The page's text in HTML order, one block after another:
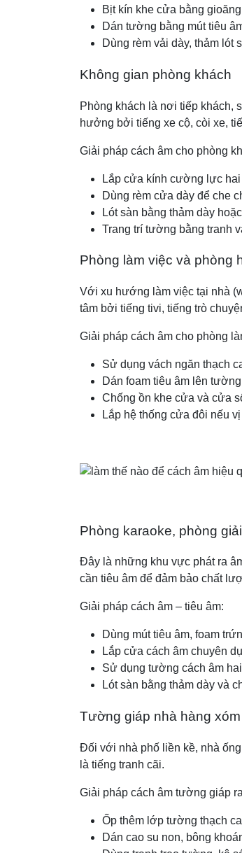
Bịt kín khe cửa bằng
Dán tường bằng mút tiêu
Dùng rèm vải dày, thảm lót
Không gian phòng khách
Phòng khách là nơi tiếp khách,
hưởng bởi tiếng xe cộ, còi xe,
Giải pháp cách âm cho phòng
Lắp cửa kính cường lực
Dùng rèm cửa dày để che
Lót sàn bằng thảm dày
Trang trí tường bằng tranh
Phòng làm việc và phòng
Với xu hướng làm việc tại nhà
tâm bởi tiếng tivi, tiếng trò
Giải pháp cách âm cho phòng
Sử dụng vách ngăn thạch
Dán foam tiêu âm lên
Chống ồn khe cửa và cửa
Lắp hệ thống cửa đôi nếu
Phòng karaoke, phòng
Đây là những khu vực phát ra
cần tiêu âm để đảm bảo chất
Giải pháp cách âm – tiêu âm:
Dùng mút tiêu âm, foam
Lắp cửa cách âm chuyên
Sử dụng tường cách âm
Lót sàn bằng thảm dày và
Tường giáp nhà hàng xóm
Đối với nhà phố liền kề, nhà
là tiếng tranh cãi.
Giải pháp cách âm tường giáp
Ốp thêm lớp tường thạch
Dán cao su non, bông